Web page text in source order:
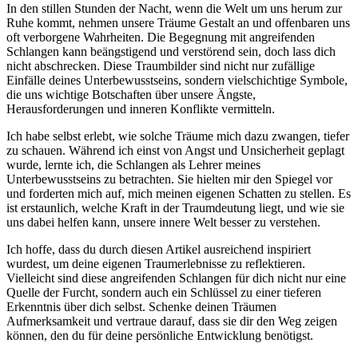
In den stillen Stunden​ der Nacht, wenn die Welt⁣ um uns herum zur
Ruhe kommt, nehmen⁣ unsere Träume Gestalt an und offenbaren uns
oft verborgene Wahrheiten. Die ⁢Begegnung mit angreifenden
Schlangen kann beängstigend und ‌verstörend sein, doch ‌lass dich
nicht abschrecken. Diese Traumbilder ‍sind nicht nur‌ zufällige
‍Einfälle deines Unterbewusstseins, sondern‌ vielschichtige Symbole,
die uns wichtige Botschaften⁤ über ⁢unsere Ängste,​
Herausforderungen und inneren Konflikte vermitteln.
Ich habe​ selbst erlebt, wie solche Träume mich dazu zwangen, tiefer
zu schauen. ⁤Während ich einst von Angst und⁢ Unsicherheit geplagt⁤
wurde,‍ lernte ich, die Schlangen als ‌Lehrer meines
Unterbewusstseins zu betrachten. ⁣Sie hielten mir den Spiegel vor
und forderten mich auf, mich meinen eigenen Schatten‍ zu stellen. Es
​ist erstaunlich, welche Kraft in der Traumdeutung liegt, und wie sie
uns⁣ dabei helfen kann,⁢ unsere innere‌ Welt⁣ besser zu verstehen.
Ich hoffe, ‌dass du durch diesen Artikel ausreichend⁢ inspiriert⁢
wurdest, ​um deine eigenen ⁣Traumerlebnisse zu reflektieren.‍
Vielleicht sind diese angreifenden Schlangen für dich‍ nicht nur ⁤eine
⁢Quelle der Furcht, sondern auch⁣ ein ​Schlüssel zu⁣ einer tieferen
Erkenntnis über dich‌ selbst. ⁣Schenke deinen Träumen
Aufmerksamkeit​ und vertraue⁢ darauf,‍ dass sie dir den Weg ⁣zeigen
‍können, den du für deine persönliche​ Entwicklung benötigst.